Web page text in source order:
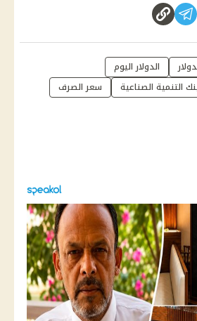
الدولار اليوم
التنمية الصناعية
سعر الصرف